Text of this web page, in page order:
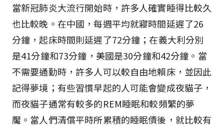
當新冠肺炎大流行開始時，許多人確實睡得比較久
也比較晚。在中國，每週平均就寢時間延遲了26
分鐘，起床時間則延遲了72分鐘；在義大利分別
是41分鐘和73分鐘，美國是30分鐘和42分鐘。當
不需要通勤時，許多人可以較自由地賴床，並因此
記得夢境；有些習慣早起的人可能會變成夜貓子，
而夜貓子通常有較多的REM睡眠和較頻繁的夢
魘。當人們清償平時所累積的睡眠債後，就比較有